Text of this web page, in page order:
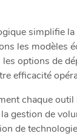
simplifie
les modèles
options de
efficacité
chaque outil
gestion de
de